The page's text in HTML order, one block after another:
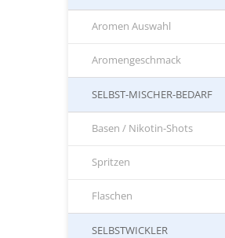
Aromen Auswahl
Aromengeschmack
SELBST-MISCHER-BEDARF
Basen / Nikotin-Shots
Spritzen
Flaschen
SELBSTWICKLER